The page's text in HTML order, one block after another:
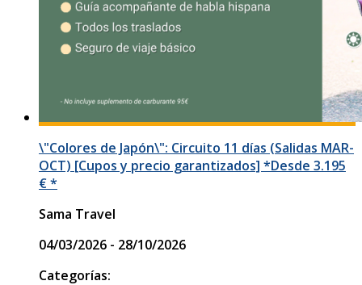
\"Colores de Japón\": Circuito 11 días (Salidas MAR-
OCT) [Cupos y precio garantizados] *Desde 3.195
€ *
Sama Travel
04/03/2026 - 28/10/2026
Categorías: